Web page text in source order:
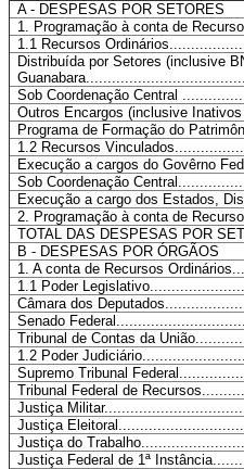
A - DESPESAS POR SETORES
1. Programação à conta de
1.1 Recursos
Distribuída por Setores (inclusive
Sob Coordenação Central
Outros Encargos (inclusive
Programa de Formação do
1.2 Recursos
Execução a cargos do Govêrno
Sob Coordenação
Execução a cargo dos Estados,
2. Programação à conta de
TOTAL DAS DESPESAS POR
B - DESPESAS POR ÓRGÃOS
1. A conta de Recursos
1.1 Poder
Câmara dos
Senado
Tribunal de Contas da
1.2 Poder
Supremo Tribunal
Tribunal Federal de
Justiça
Justiça
Justiça do
Justiça Federal de 1ª